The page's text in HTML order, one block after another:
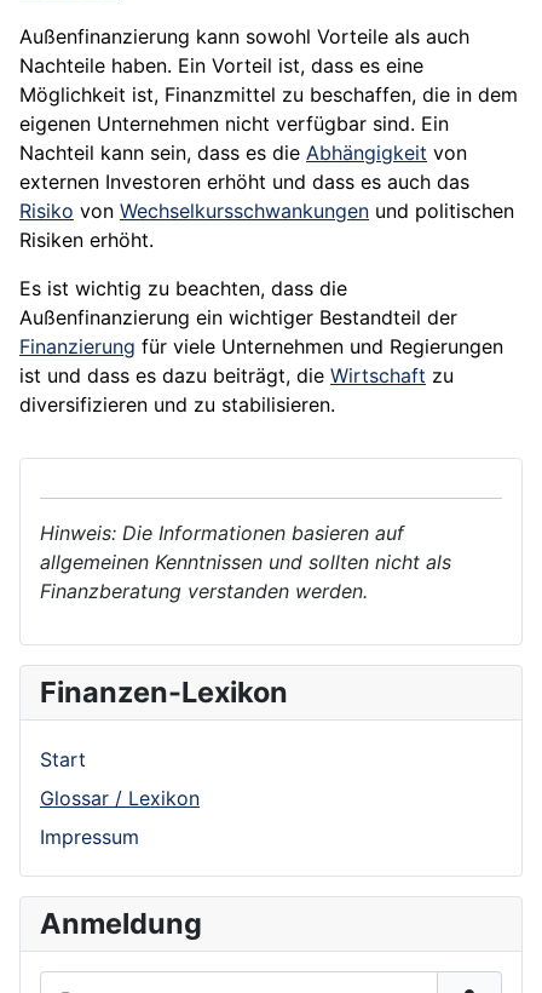
Außenfinanzierung kann sowohl Vorteile als auch
Nachteile haben. Ein Vorteil ist, dass es eine
Möglichkeit ist, Finanzmittel zu beschaffen, die in dem
eigenen Unternehmen nicht verfügbar sind. Ein
Nachteil kann sein, dass es die Abhängigkeit von
externen Investoren erhöht und dass es auch das
Risiko von Wechselkursschwankungen und politischen
Risiken erhöht.
Es ist wichtig zu beachten, dass die
Außenfinanzierung ein wichtiger Bestandteil der
Finanzierung für viele Unternehmen und Regierungen
ist und dass es dazu beiträgt, die Wirtschaft zu
diversifizieren und zu stabilisieren.
Hinweis: Die Informationen basieren auf
allgemeinen Kenntnissen und sollten nicht als
Finanzberatung verstanden werden.
Finanzen-Lexikon
Start
Glossar / Lexikon
Impressum
Anmeldung